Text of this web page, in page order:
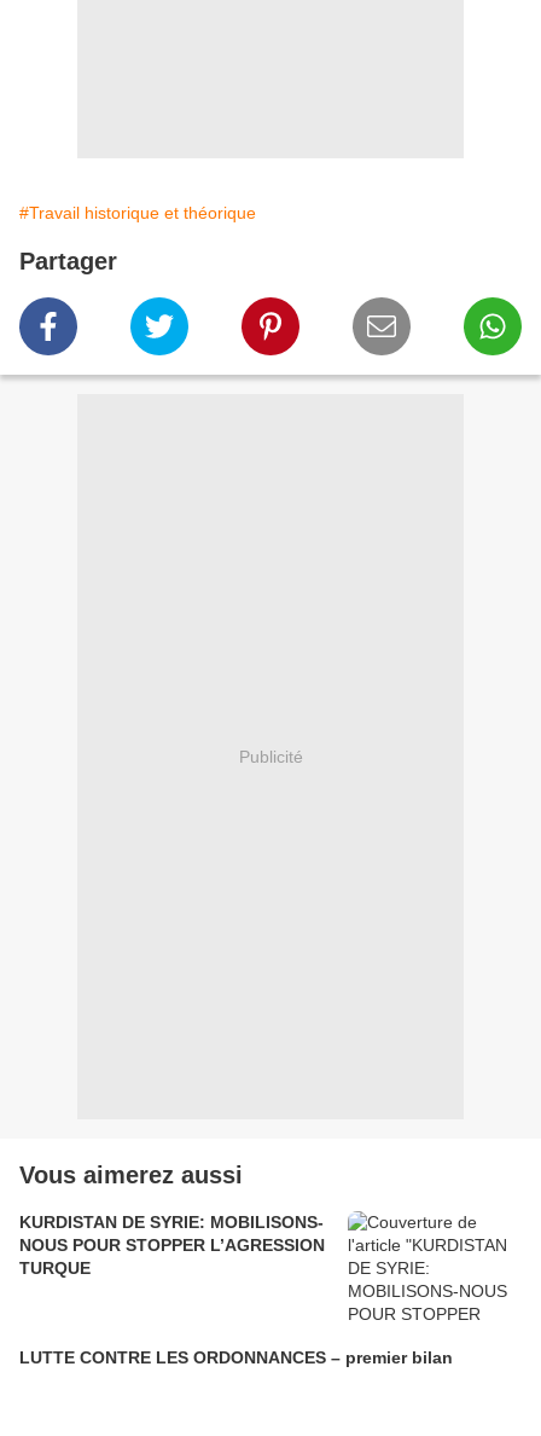
#Travail historique et théorique
Partager
Publicité
Vous aimerez aussi
KURDISTAN DE SYRIE: MOBILISONS-
NOUS POUR STOPPER L’AGRESSION
TURQUE
LUTTE CONTRE LES ORDONNANCES – premier bilan